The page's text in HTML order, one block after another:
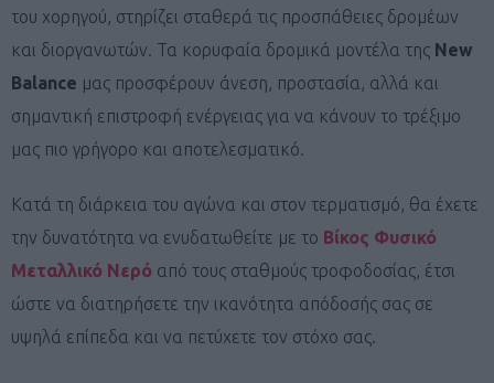
του χορηγού, στηρίζει σταθερά τις προσπάθειες δρομέων
και διοργανωτών. Τα κορυφαία δρομικά μοντέλα της New
Balance μας προσφέρουν άνεση, προστασία, αλλά και
σημαντική επιστροφή ενέργειας για να κάνουν το τρέξιμο
μας πιο γρήγορο και αποτελεσματικό.
Κατά τη διάρκεια του αγώνα και στον τερματισμό, θα έχετε
την δυνατότητα να ενυδατωθείτε με το Βίκος Φυσικό
Μεταλλικό Νερό από τους σταθμούς τροφοδοσίας, έτσι
ώστε να διατηρήσετε την ικανότητα απόδοσής σας σε
υψηλά επίπεδα και να πετύχετε τον στόχο σας.